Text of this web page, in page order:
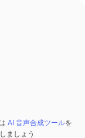
AI 音声合成ツールを
ましょう